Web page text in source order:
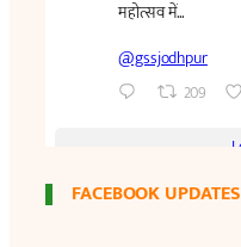
FACEBOOK UPDATES